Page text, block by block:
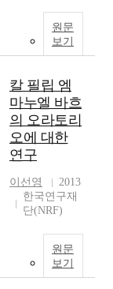
원문
보기
칼 필립 엠
마누엘 바흐
의 오라토리
오에 대한
연구
이선영
2013
한국연구재
단(NRF)
원문
보기